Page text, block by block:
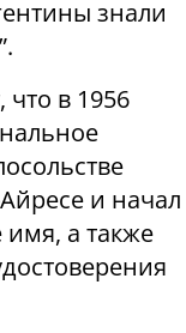
знали
в 1956
и начал
имя, а также